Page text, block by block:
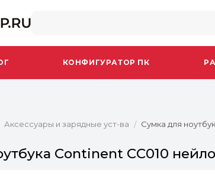
КОНФИГУРАТОР ПК
Аксессуары и зарядные уст-ва / Сумка для
Continent CC010